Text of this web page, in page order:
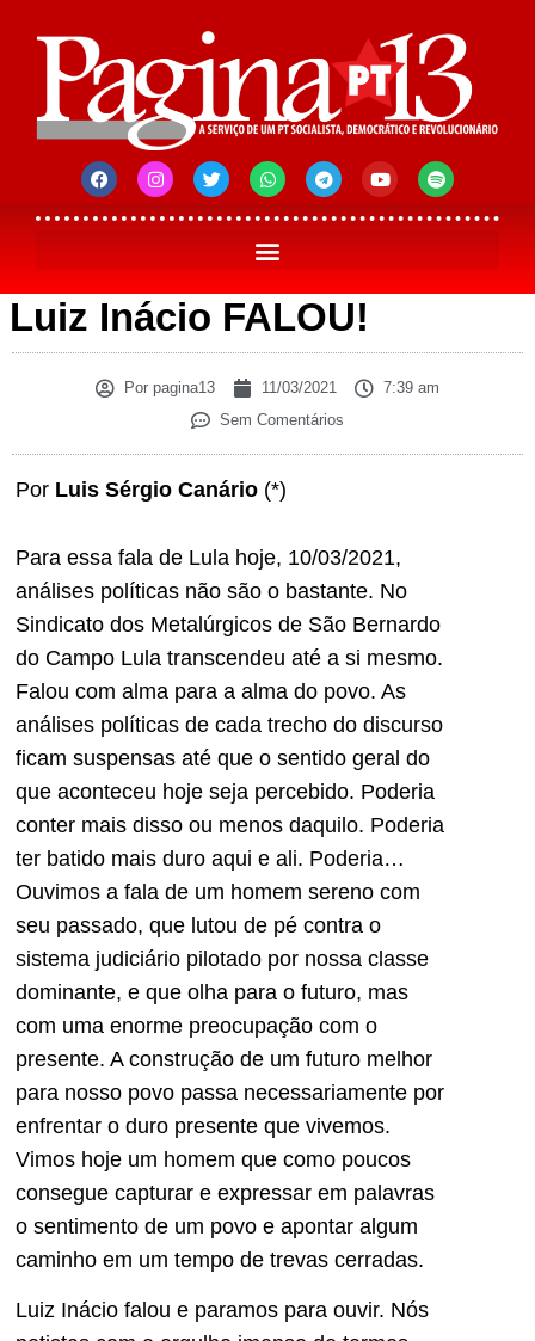
Luiz Inácio FALOU!
Por pagina13 11/03/2021
7:39 am
Sem Comentários
Por Luis Sérgio Canário (*)
Para essa fala de Lula hoje, 10/03/2021,
análises políticas não são o bastante. No
Sindicato dos Metalúrgicos de São Bernardo
do Campo Lula transcendeu até a si mesmo.
Falou com alma para a alma do povo. As
análises políticas de cada trecho do discurso
ficam suspensas até que o sentido geral do
que aconteceu hoje seja percebido. Poderia
conter mais disso ou menos daquilo. Poderia
ter batido mais duro aqui e ali. Poderia…
Ouvimos a fala de um homem sereno com
seu passado, que lutou de pé contra o
sistema judiciário pilotado por nossa classe
dominante, e que olha para o futuro, mas
com uma enorme preocupação com o
presente. A construção de um futuro melhor
para nosso povo passa necessariamente por
enfrentar o duro presente que vivemos.
Vimos hoje um homem que como poucos
consegue capturar e expressar em palavras
o sentimento de um povo e apontar algum
caminho em um tempo de trevas cerradas.
Luiz Inácio falou e paramos para ouvir. Nós